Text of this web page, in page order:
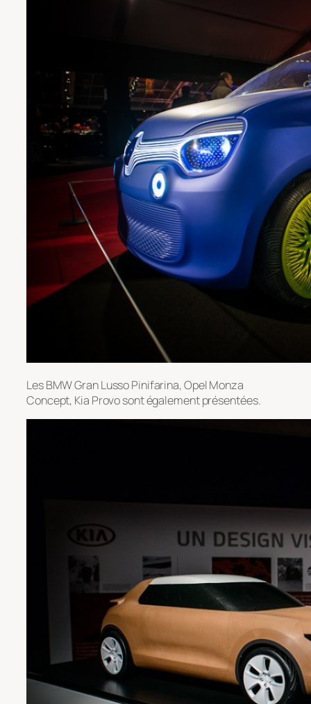
Les BMW Gran Lusso Pinifarina, Opel Monza
Concept, Kia Provo sont également présentées.